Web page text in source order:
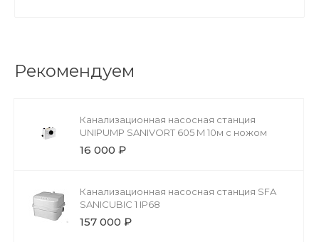
Рекомендуем
Канализационная насосная станция
UNIPUMP SANIVORT 605 M 10м с ножом
16 000 ₽
Канализационная насосная станция SFA
SANICUBIC 1 IP68
157 000 ₽